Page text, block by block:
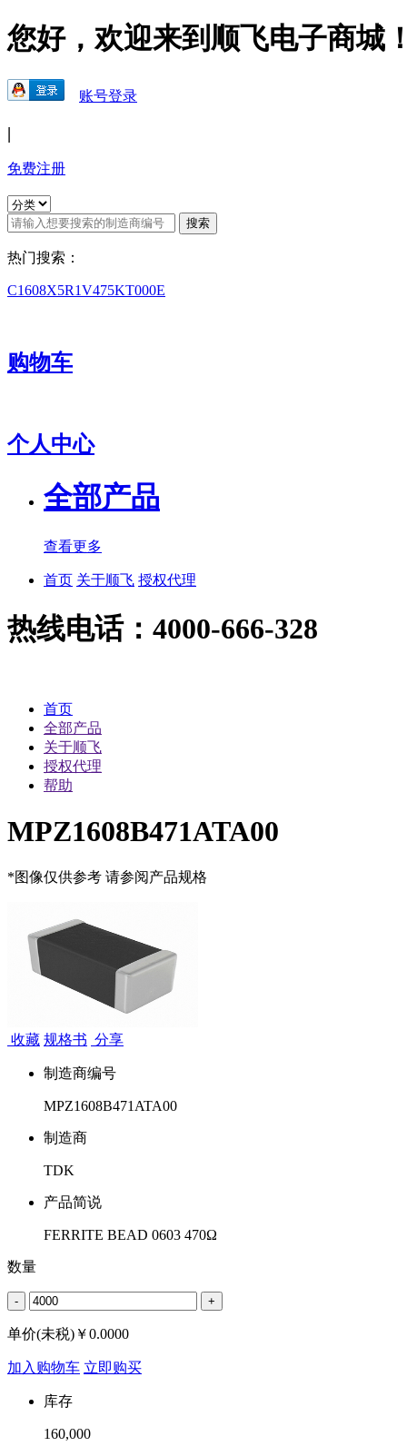
您好，欢迎来到顺飞电子商城
账号登录
|
免费注册
热门搜索：
C1608X5R1V475KT000E
购物车
个人中心
全部产品
查看更多
首页 关于顺飞 授权代理
热线电话：4000-666-328
首页
全部产品
关于顺飞
授权代理
帮助
MPZ1608B471ATA00
*图像仅供参考 请参阅产品规格
收藏 规格书 分享
制造商编号
MPZ1608B471ATA00
制造商
TDK
产品简说
FERRITE BEAD 0603 470Ω
数量
- +
单价(未税)￥0.0000
加入购物车 立即购买
库存
160,000